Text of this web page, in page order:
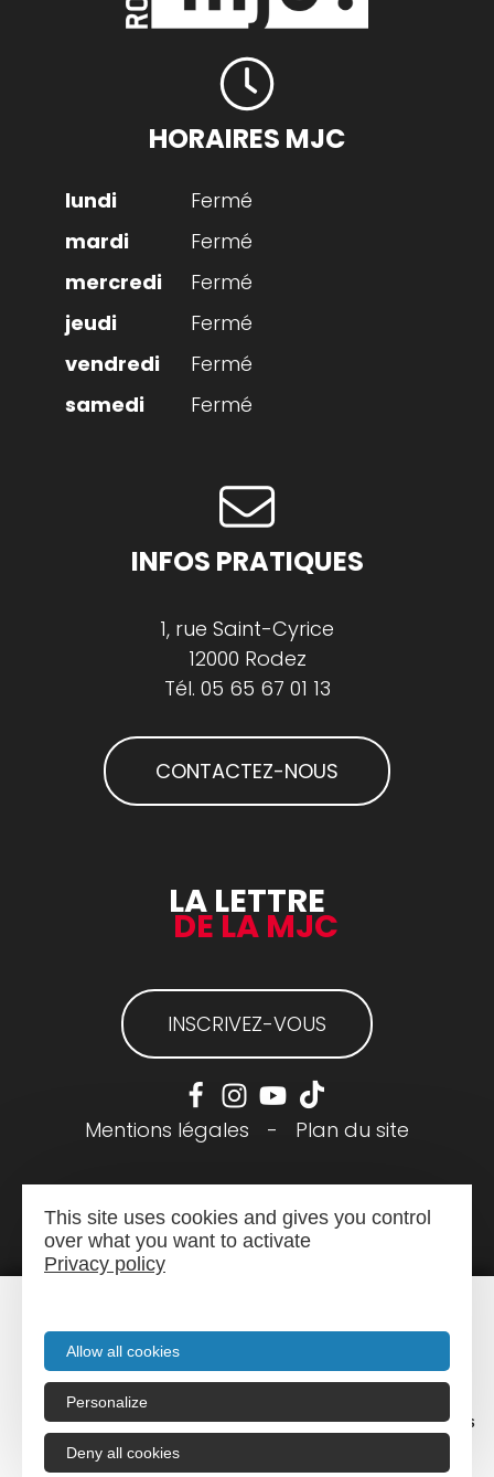
Menu Recherche Agenda Infos pratiques
HORAIRES MJC
Fermé
Fermé
Fermé
Fermé
Fermé
Fermé
INFOS PRATIQUES
1, rue Saint-Cyrice
12000 Rodez
Tél. 05 65 67 01 13
CONTACTEZ-NOUS
LA LETTRE
DE LA MJC
INSCRIVEZ-VOUS
Mentions légales - Plan du site
This site uses cookies and gives you control
over what you want to activate
Privacy policy
Allow all cookies
Personalize
Deny all cookies